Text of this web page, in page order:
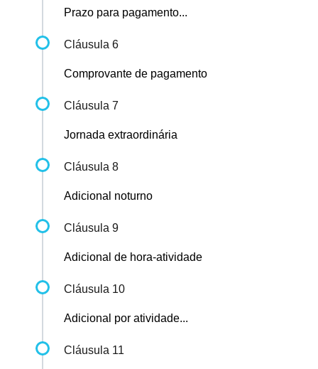
Prazo para pagamento...
Cláusula 6
Comprovante de pagamento
Cláusula 7
Jornada extraordinária
Cláusula 8
Adicional noturno
Cláusula 9
Adicional de hora-atividade
Cláusula 10
Adicional por atividade...
Cláusula 11